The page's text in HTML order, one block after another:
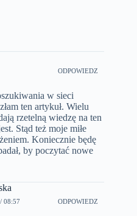
ODPOWIEDZ
w sieci
ten artykuł. Wielu
rzetelną wiedzę na ten
Stąd też moje miłe
Koniecznie będę
by poczytać nowe
08:57 ODPOWIEDZ